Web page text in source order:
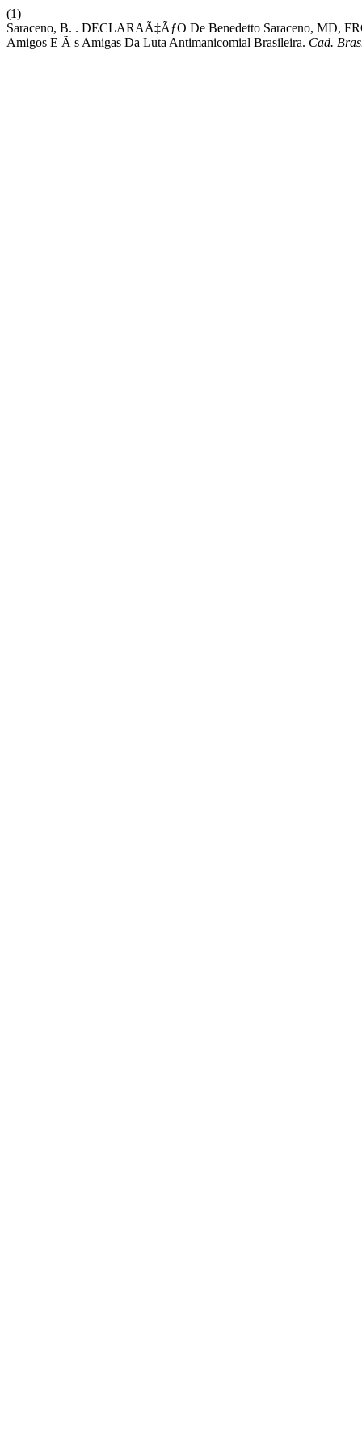
(1)
Saraceno, B. . DECLARAÃ‡ÃƒO De Benedetto Saraceno, MD,
Amigos E Ã s Amigas Da Luta Antimanicomial Brasileira. Cad.